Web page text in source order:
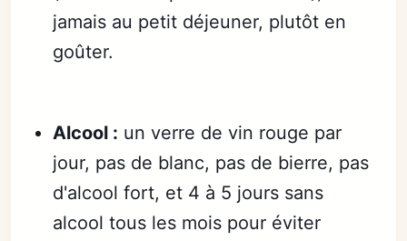
jamais au petit déjeuner, plutôt en
goûter.
Alcool : un verre de vin rouge par
jour, pas de blanc, pas de bierre, pas
d'alcool fort, et 4 à 5 jours sans
alcool tous les mois pour éviter